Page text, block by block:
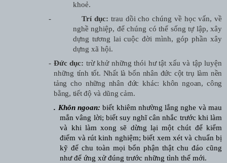
khoẻ.
-
Trí dục: trau dồi cho chúng về học vấn, về
nghề nghiệp, để chúng có thể sống tự lập, xây
dựng tương lai cuộc đời mình, góp phần xây
dựng xã hội.
- Đức dục: trừ khử những thói hư tật xấu và tập luyện
những tính tốt. Nhất là bốn nhân đức cột trụ làm nền
tảng cho những nhân đức khác: khôn ngoan, công
bằng, tiết độ và dũng cảm.
. Khôn ngoan: biết khiêm nhường lắng nghe và mau
mắn vâng lời; biết suy nghĩ cân nhắc trước khi làm
và khi làm xong sẽ dừng lại một chút để kiểm
điểm và rút kinh nghiệm; biết xem xét và chuẩn bị
kỹ để chu toàn mọi bổn phận thật chu đáo cũng
như để ứng xử đúng trước những tình thế mới.